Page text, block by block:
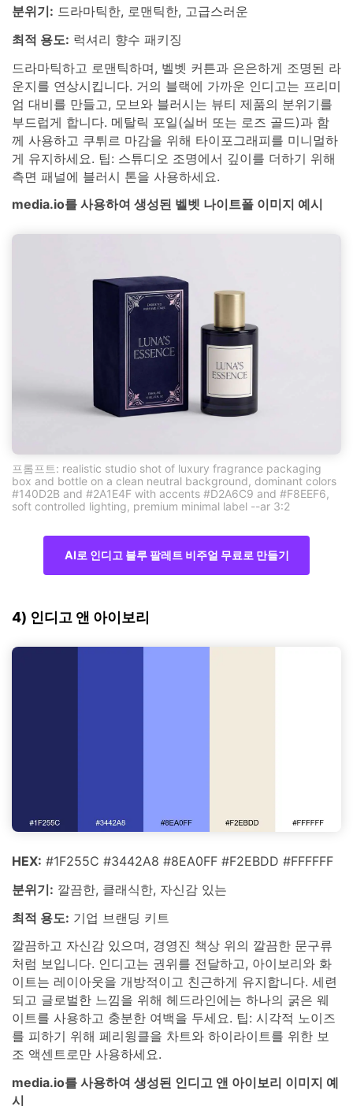
분위기: 드라마틱한, 로맨틱한, 고급스러운
최적 용도: 럭셔리 향수 패키징
드라마틱하고 로맨틱하며, 벨벳 커튼과 은은하게 조명된 라
운지를 연상시킵니다. 거의 블랙에 가까운 인디고는 프리미
엄 대비를 만들고, 모브와 블러시는 뷰티 제품의 분위기를
부드럽게 합니다. 메탈릭 포일(실버 또는 로즈 골드)과 함
께 사용하고 쿠튀르 마감을 위해 타이포그래피를 미니멀하
게 유지하세요. 팁: 스튜디오 조명에서 깊이를 더하기 위해
측면 패널에 블러시 톤을 사용하세요.
media.io를 사용하여 생성된 벨벳 나이트폴 이미지 예시
프롬프트: realistic studio shot of luxury fragrance packaging
box and bottle on a clean neutral background, dominant colors
#140D2B and #2A1E4F with accents #D2A6C9 and #F8EEF6,
soft controlled lighting, premium minimal label --ar 3:2
AI로 인디고 블루 팔레트 비주얼 무료로 만들기
4) 인디고 앤 아이보리
HEX: #1F255C #3442A8 #8EA0FF #F2EBDD #FFFFFF
분위기: 깔끔한, 클래식한, 자신감 있는
최적 용도: 기업 브랜딩 키트
깔끔하고 자신감 있으며, 경영진 책상 위의 깔끔한 문구류
처럼 보입니다. 인디고는 권위를 전달하고, 아이보리와 화
이트는 레이아웃을 개방적이고 친근하게 유지합니다. 세련
되고 글로벌한 느낌을 위해 헤드라인에는 하나의 굵은 웨
이트를 사용하고 충분한 여백을 두세요. 팁: 시각적 노이즈
를 피하기 위해 페리윙클을 차트와 하이라이트를 위한 보
조 액센트로만 사용하세요.
media.io를 사용하여 생성된 인디고 앤 아이보리 이미지 예
시